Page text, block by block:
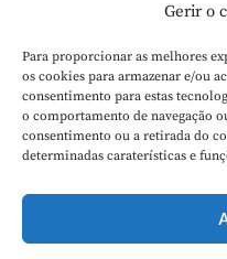
Gerir o
Para proporcionar as melhores
os cookies para armazenar e/ou
consentimento para estas
o comportamento de navegação
consentimento ou a retirada do
determinadas caraterísticas e